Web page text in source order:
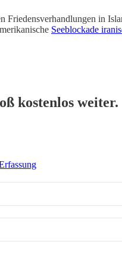
in
Seeblockade
kostenlos weiter.